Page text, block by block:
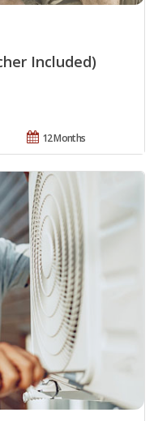
Included)
12 Months